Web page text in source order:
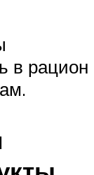
в рацион